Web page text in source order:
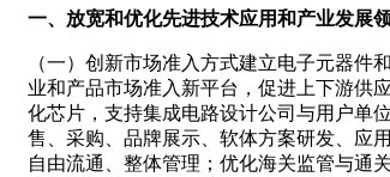
一、放宽和优化先进技术应用和产业发展
（一）创新市场准入方式建立电子元器
业和产品市场准入新平台，促进上下游供
化芯片，支持集成电路设计公司与用户单
售、采购、品牌展示、软体方案研发、应
自由流通、整体管理；优化海关监管与通